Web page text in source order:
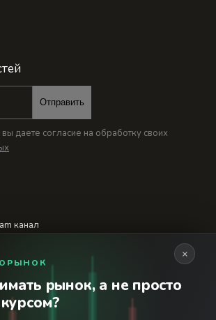
Отправить
даете согласие на обработку своих
канал
интернет-портал «Банки
сайт BanksToday.net вы
×
рынок, а не просто